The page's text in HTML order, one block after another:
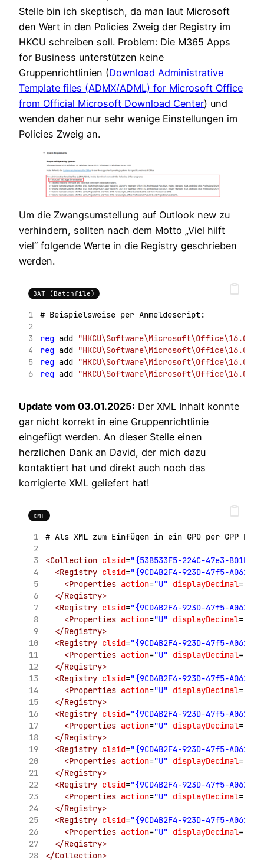
Stelle bin ich skeptisch, da man laut Microsoft
den Wert in den Policies Zweig der Registry im
HKCU schreiben soll. Problem: Die M365 Apps
for Business unterstützen keine
Gruppenrichtlinien (Download Administrative
Template files (ADMX/ADML) for Microsoft Office
from Official Microsoft Download Center) und
wenden daher nur sehr wenige Einstellungen im
Policies Zweig an.
Um die Zwangsumstellung auf Outlook new zu
verhindern, sollten nach dem Motto „Viel hilft
viel“ folgende Werte in die Registry geschrieben
werden.
BAT (Batchfile)
# Beispielsweise per Anmeldescript:
reg add
reg add
reg add
reg add
Update vom 03.01.2025: Der XML Inhalt konnte
gar nicht korrekt in eine Gruppenrichtlinie
eingefügt werden. An dieser Stelle einen
herzlichen Dank an David, der mich dazu
kontaktiert hat und direkt auch noch das
korrigierte XML geliefert hat!
XML
# Als XML zum Einfügen in ein GPO per GPP
<Collection clsid="{53B533F5-224C-47e3-B01B-
<Registry clsid="{9CD4B2F4-923D-47f5-A062-
<Properties action="U" displayDecimal="0"
</Registry>
<Registry clsid="{9CD4B2F4-923D-47f5-A062-
<Properties action="U" displayDecimal="0"
</Registry>
<Registry clsid="{9CD4B2F4-923D-47f5-A062-
<Properties action="U" displayDecimal="0"
</Registry>
<Registry clsid="{9CD4B2F4-923D-47f5-A062-
<Properties action="U" displayDecimal="0"
</Registry>
<Registry clsid="{9CD4B2F4-923D-47f5-A062-
<Properties action="U" displayDecimal="0"
</Registry>
<Registry clsid="{9CD4B2F4-923D-47f5-A062-
<Properties action="U" displayDecimal="0"
</Registry>
<Registry clsid="{9CD4B2F4-923D-47f5-A062-
<Properties action="U" displayDecimal="0"
</Registry>
<Registry clsid="{9CD4B2F4-923D-47f5-A062-
<Properties action="U" displayDecimal="0"
</Registry>
</Collection>